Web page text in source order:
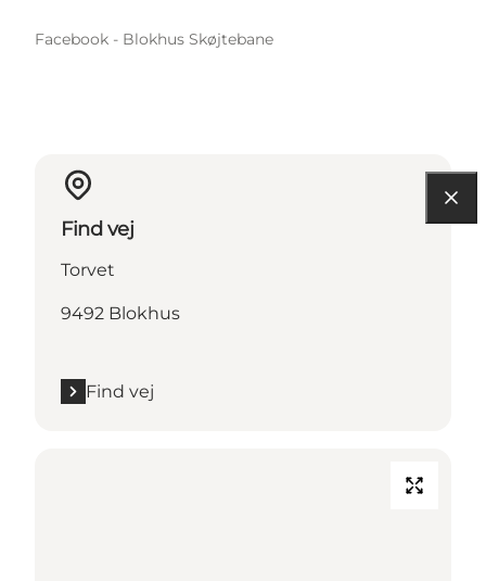
Facebook - Blokhus Skøjtebane
Find vej
Torvet
9492 Blokhus
Find vej